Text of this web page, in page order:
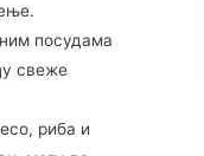
посудама
свеже
риба и